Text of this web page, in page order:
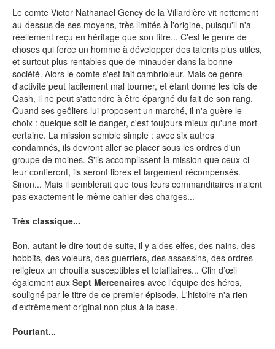
SÉRIE TV
ÉVÉNEMENTS
CONVENTION
SPECTACLE
DÉBAT
EMISSION
AUTEURS&ÉDITEURS
AUTEURS & ARTISTES
EDITEURS & COLLECTIONS
LES PARUTIONS/SORTIES
Le comte Victor Nathanael Gency de la Villardière vit nettement
au-dessus de ses moyens, très limités à l'origine, puisqu'il n'a
réellement reçu en héritage que son titre... C'est le genre de
choses qui force un homme à développer des talents plus utiles,
et surtout plus rentables que de minauder dans la bonne
société. Alors le comte s'est fait cambrioleur. Mais ce genre
d'activité peut facilement mal tourner, et étant donné les lois de
Qash, il ne peut s'attendre à être épargné du fait de son rang.
Quand ses geôliers lui proposent un marché, il n'a guère le
choix : quelque soit le danger, c'est toujours mieux qu'une mort
certaine. La mission semble simple : avec six autres
condamnés, ils devront aller se placer sous les ordres d'un
groupe de moines. S'ils accomplissent la mission que ceux-ci
leur confieront, ils seront libres et largement récompensés.
Sinon... Mais il semblerait que tous leurs commanditaires n'aient
pas exactement le même cahier des charges...
Très classique...
Bon, autant le dire tout de suite, il y a des elfes, des nains, des
hobbits, des voleurs, des guerriers, des assassins, des ordres
religieux un chouilla susceptibles et totalitaires... Clin d’œil
également aux Sept Mercenaires avec l'équipe des héros,
souligné par le titre de ce premier épisode. L'histoire n'a rien
d'extrêmement original non plus à la base.
Pourtant...